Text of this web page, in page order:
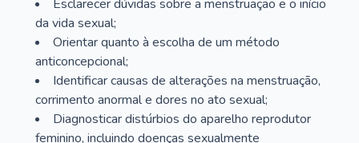
Esclarecer dúvidas sobre a menstruação e o início
da vida sexual;
Orientar quanto à escolha de um método
anticoncepcional;
Identificar causas de alterações na menstruação,
corrimento anormal e dores no ato sexual;
Diagnosticar distúrbios do aparelho reprodutor
feminino, incluindo doenças sexualmente